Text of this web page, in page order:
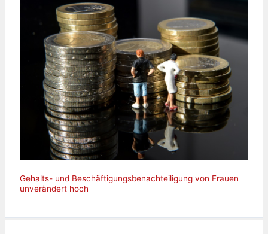
Gehalts- und Beschäftigungsbenachteiligung von Frauen
unverändert hoch